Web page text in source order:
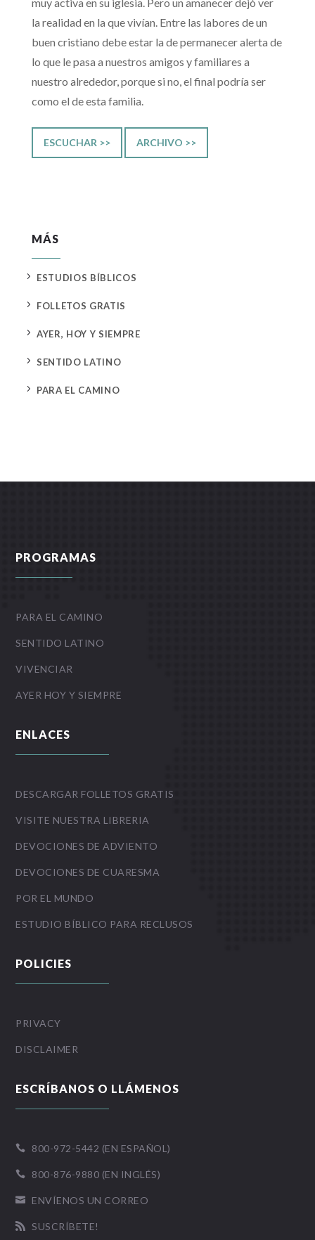
la realidad en la que vivían. Entre las labores de un
buen cristiano debe estar la de permanecer alerta de
lo que le pasa a nuestros amigos y familiares a
nuestro alrededor, porque si no, el final podría ser
como el de esta familia.
ESCUCHAR >> ARCHIVO >>
MÁS
5 ESTUDIOS BÍBLICOS
5 FOLLETOS GRATIS
5 AYER, HOY Y SIEMPRE
5 SENTIDO LATINO
5 PARA EL CAMINO
PROGRAMAS
PARA EL CAMINO
SENTIDO LATINO
VIVENCIAR
AYER HOY Y SIEMPRE
ENLACES
DESCARGAR FOLLETOS GRATIS
VISITE NUESTRA LIBRERIA
DEVOCIONES DE ADVIENTO
DEVOCIONES DE CUARESMA
POR EL MUNDO
ESTUDIO BÍBLICO PARA RECLUSOS
POLICIES
PRIVACY
DISCLAIMER
ESCRÍBANOS O LLÁMENOS
 800-972-5442 (EN ESPAÑOL)
 800-876-9880 (EN INGLÉS)
 ENVÍENOS UN CORREO
 SUSCRÍBETE!